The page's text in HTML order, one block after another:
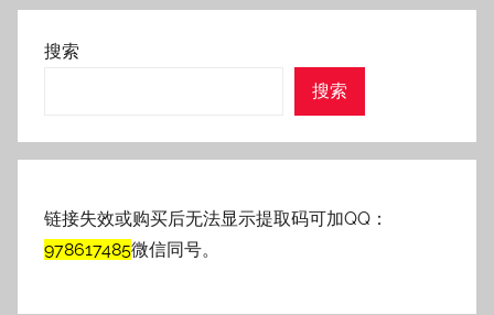
搜索
搜索
链接失效或购买后无法显示提取码可加QQ：
978617485微信同号。